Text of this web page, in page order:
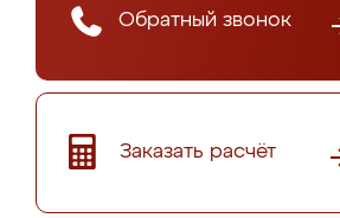
Обратный звонок
Заказать расчёт